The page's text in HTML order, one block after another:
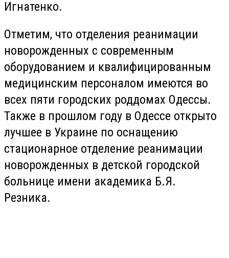
Игнатенко.
Отметим, что отделения реанимации
новорожденных с современным
оборудованием и квалифицированным
медицинским персоналом имеются во
всех пяти городских роддомах Одессы.
Также в прошлом году в Одессе открыто
лучшее в Украине по оснащению
стационарное отделение реанимации
новорожденных в детской городской
больнице имени академика Б.Я.
Резника.